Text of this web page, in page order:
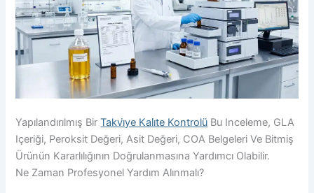
Yapılandırılmış BirTakvi̇ye Kali̇te Kontrolü Bu Inceleme, GLA
Içeriği, Peroksit Değeri, Asit Değeri, COA Belgeleri Ve Bitmiş
Ürünün Kararlılığının Doğrulanmasına Yardımcı Olabilir.
Ne Zaman Profesyonel Yardım Alınmalı?